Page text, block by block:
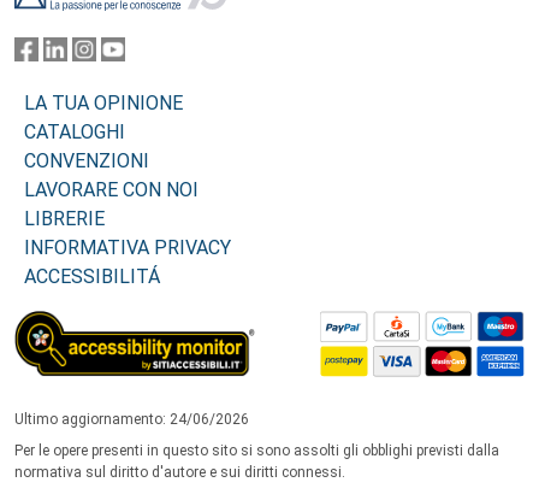
LA TUA OPINIONE
CATALOGHI
CONVENZIONI
LAVORARE CON NOI
LIBRERIE
INFORMATIVA PRIVACY
ACCESSIBILITÁ
Ultimo aggiornamento: 24/06/2026
Per le opere presenti in questo sito si sono assolti gli obblighi previsti dalla
normativa sul diritto d'autore e sui diritti connessi.